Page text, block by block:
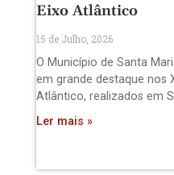
Eixo Atlântico
15 de Julho, 2026
O Município de Santa
em grande destaque nos
Atlântico, realizados em
Ler mais »